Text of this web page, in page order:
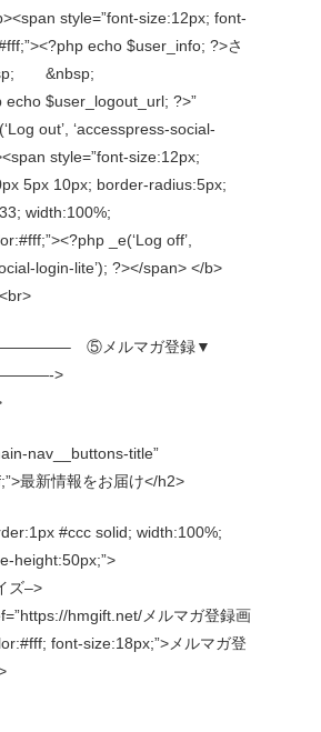
style=”font-size:12px; font-
echo $user_info; ?>さ
&nbsp;
echo $user_logout_url; ?>”
out’, ‘accesspress-social-
style=”font-size:12px;
5px 10px; border-radius:5px;
width:100%;
_e(‘Log off’,
login-lite’); ?></span> </b>
⑤メルマガ登録▼
>
nav__buttons-title”
最新情報をお届け</h2>
#ccc solid; width:100%;
height:50px;”>
ズ–>
hmgift.net/メルマガ登録画
font-size:18px;”>メルマガ登